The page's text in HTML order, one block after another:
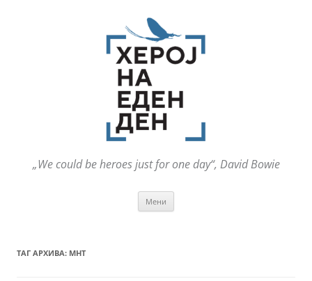
„We could be heroes just for one day“, David Bowie
Мени
ТАГ АРХИВА: МНТ